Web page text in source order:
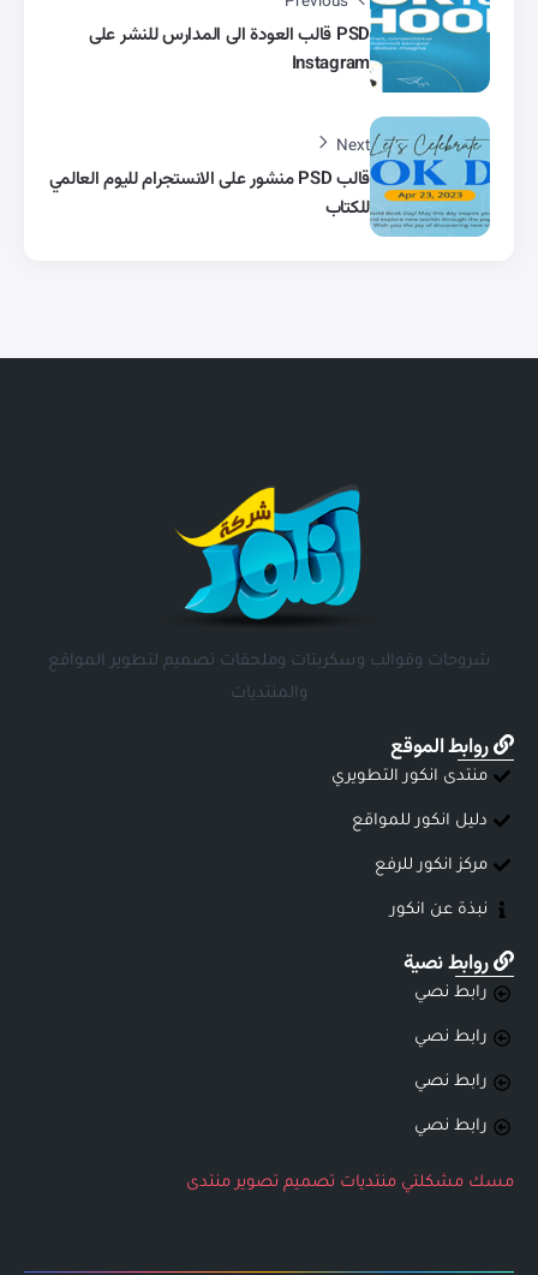
PSD قالب العودة الى المدارس للنشر على
Instagram
Next
قالب PSD منشور على الانستجرام لليوم العالمي
للكتاب
شروحات وقوالب وسكربتات وملحقات تصميم لتطوير المواقع
والمنتديات
روابط الموقع
منتدى انكور التطويري
دليل انكور للمواقع
مركز انكور للرفع
نبذة عن انكور
روابط نصية
رابط نصي
رابط نصي
رابط نصي
رابط نصي
مسك مشكلتي منتديات تصميم تصوير منتدى